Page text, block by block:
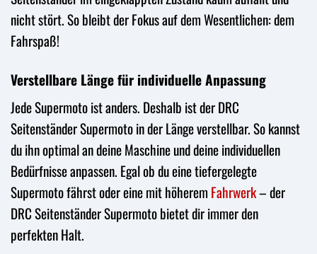
nicht stört. So bleibt der Fokus auf dem Wesentlichen: dem
Fahrspaß!
Verstellbare Länge für individuelle Anpassung
Jede Supermoto ist anders. Deshalb ist der DRC
Seitenständer Supermoto in der Länge verstellbar. So kannst
du ihn optimal an deine Maschine und deine individuellen
Bedürfnisse anpassen. Egal ob du eine tiefergelegte
Supermoto fährst oder eine mit höherem Fahrwerk– der
DRC Seitenständer Supermoto bietet dir immer den
perfekten Halt.